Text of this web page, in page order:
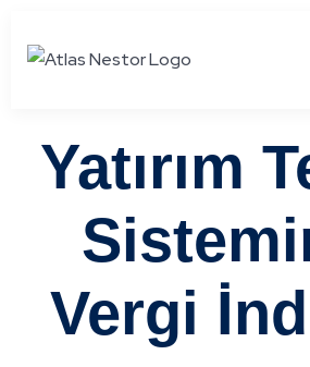
Yatırım
Vergi